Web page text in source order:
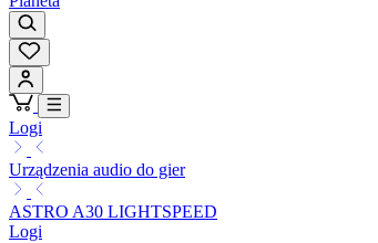
Logi
Urządzenia audio do gier
ASTRO A30 LIGHTSPEED
Logi